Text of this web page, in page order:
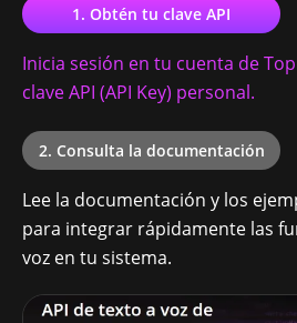
Pakistani Urdu
Panamanian Spanish
Paraguayan Spanish
1. Obtén tu clave API
Inicia sesión en tu cuenta de
clave API (API Key) personal.
2. Consulta la documentación
Lee la documentación y los
para integrar rápidamente las
voz en tu sistema.